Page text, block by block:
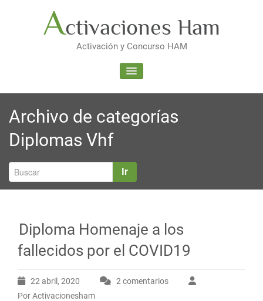
Activaciones Ham
Activación y Concurso HAM
ALTERNAR LA NAVEGACIÓN
Archivo de categorías
Diplomas Vhf
Ir
Diploma Homenaje a los
fallecidos por el COVID19
22 abril, 2020 2 comentariosen
Por Activacionesham